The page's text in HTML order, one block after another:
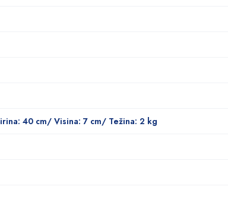
40 cm/ Visina: 7 cm/ Težina: 2 kg